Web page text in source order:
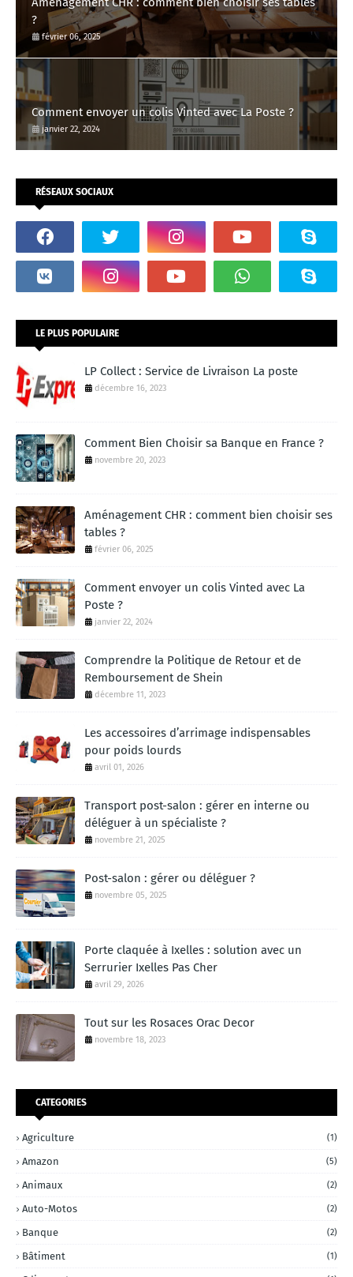
?
février 06, 2025
Comment envoyer un colis Vinted avec La Poste ?
janvier 22, 2024
RÉSEAUX SOCIAUX
LE PLUS POPULAIRE
LP Collect : Service de Livraison La poste
décembre 16, 2023
Comment Bien Choisir sa Banque en France ?
novembre 20, 2023
Aménagement CHR : comment bien choisir ses
tables ?
février 06, 2025
Comment envoyer un colis Vinted avec La
Poste ?
janvier 22, 2024
Comprendre la Politique de Retour et de
Remboursement de Shein
décembre 11, 2023
Les accessoires d’arrimage indispensables
pour poids lourds
avril 01, 2026
Transport post-salon : gérer en interne ou
déléguer à un spécialiste ?
novembre 21, 2025
Post-salon : gérer ou déléguer ?
novembre 05, 2025
Porte claquée à Ixelles : solution avec un
Serrurier Ixelles Pas Cher
avril 29, 2026
Tout sur les Rosaces Orac Decor
novembre 18, 2023
CATEGORIES
Agriculture (1)
Amazon (5)
Animaux (2)
Auto-Motos (2)
Banque (2)
Bâtiment (1)